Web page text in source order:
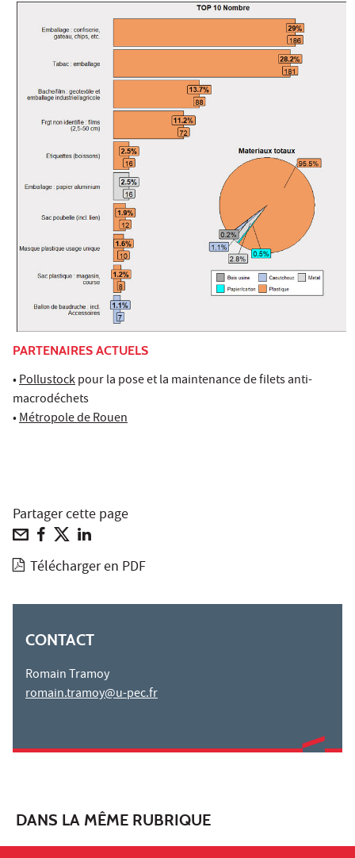
PARTENAIRES ACTUELS
•Pollustockpour la pose et la maintenance de filets anti-
macrodéchets
•Métropole de Rouen
Partager cette page
Télécharger en PDF
CONTACT
Romain Tramoy
romain.tramoy@u-pec.fr
DANS LA MÊME RUBRIQUE